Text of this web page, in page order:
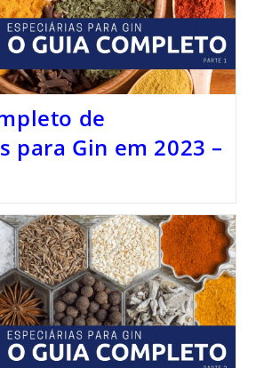
de
para Gin em 2023 –